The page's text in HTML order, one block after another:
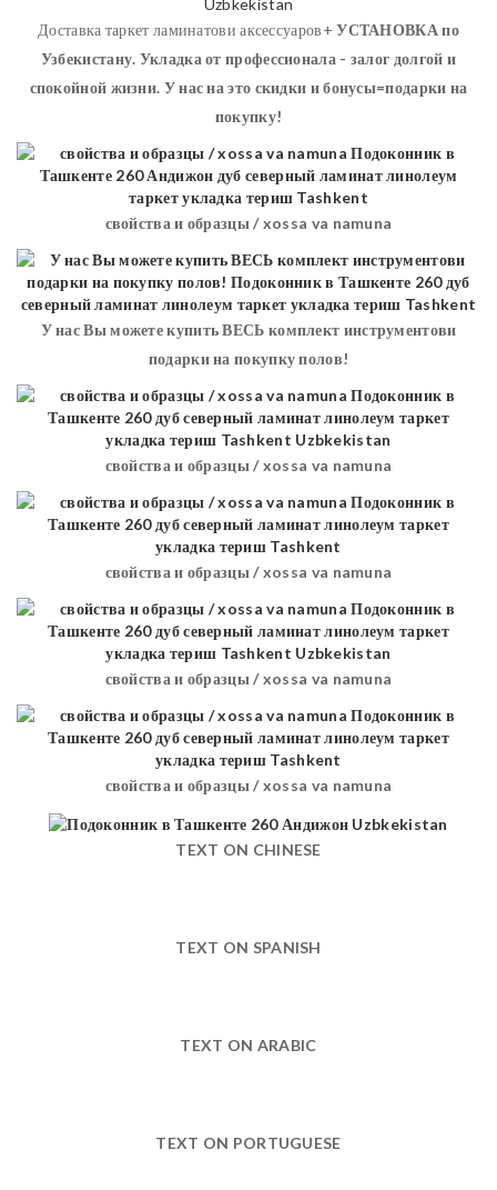
Доставка таркет ламинатови аксессуаров+УСТАНОВКАпо
Узбекистану. Укладка от профессионала - залог долгой и
спокойной жизни. У нас на это скидки и бонусы=подарки на
покупку!
свойства и образцы / xossa va namuna
У нас Вы можете купить ВЕСЬ комплект инструментови
подарки на покупку полов!
свойства и образцы / xossa va namuna
свойства и образцы / xossa va namuna
свойства и образцы / xossa va namuna
свойства и образцы / xossa va namuna
TEXT ON CHINESE
TEXT ON SPANISH
TEXT ON ARABIC
TEXT ON PORTUGUESE